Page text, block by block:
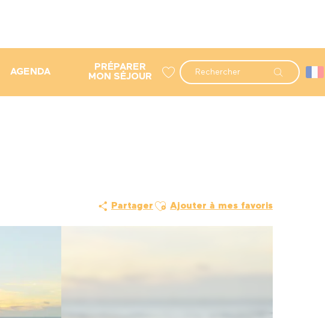
Recherche
AGENDA
PRÉPARER
MON SÉJOUR
Partager Ajouter aux favoris
Ajouter à mes favoris